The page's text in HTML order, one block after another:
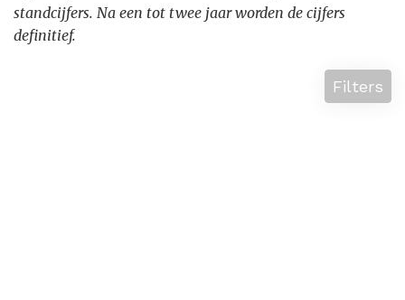
standcijfers. Na een tot twee jaar worden de cijfers
definitief.
Filters